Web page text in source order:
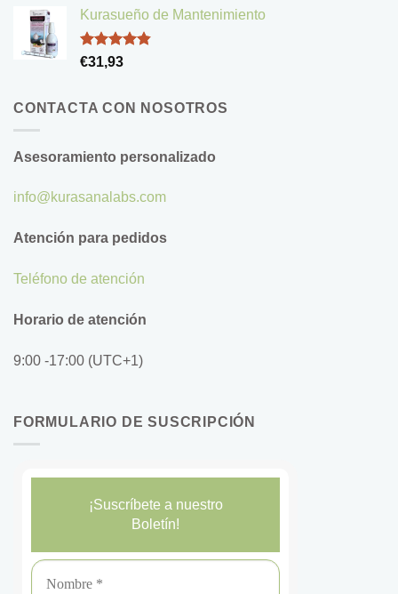
de 5
Kurasueño de Mantenimiento
Valorado
€31,93
CONTACTA CON NOSOTROS
Asesoramiento personalizado
info@kurasanalabs.com
Atención para pedidos
Teléfono de atención
Horario de atención
9:00 -17:00 (UTC+1)
FORMULARIO DE SUSCRIPCIÓN
¡Suscríbete a nuestro
Boletín!